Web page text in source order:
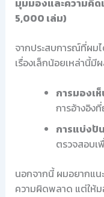
5,000 เล่ม)
จากประสบการณ์ที่ผม
เรื่องเล็กน้อยเหล่านี้
การมองเ
การอ้างอิง
การแบ่งปั
ตรวจสอบเ
นอกจากนี้ ผมอยากแ
ความผิดพลาด แต่ให้ม